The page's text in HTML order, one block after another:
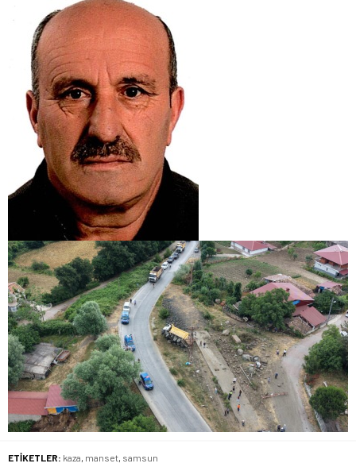
ETİKETLER: kaza, manset, samsun